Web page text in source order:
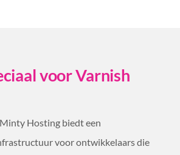
voor Varnish
Hosting biedt een
voor ontwikkelaars die